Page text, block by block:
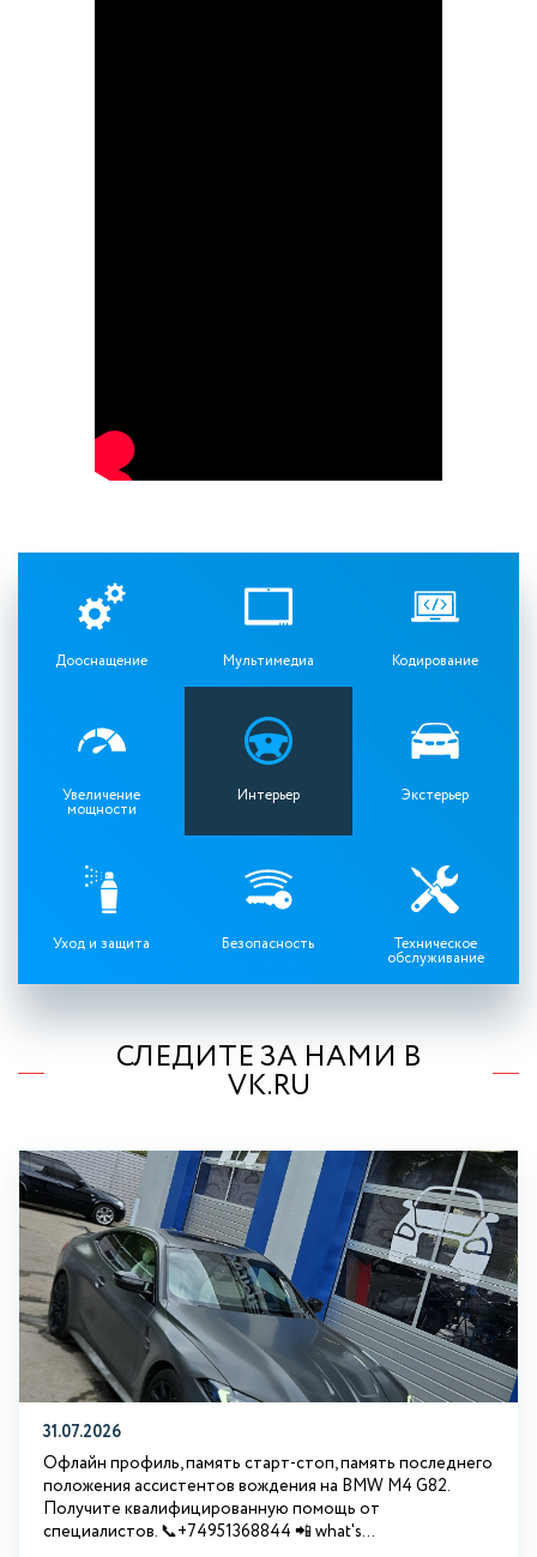
Дооснащение Мультимедиа Кодирование
Увеличение
мощности
Интерьер Экстерьер
Уход и защита Безопасность Техническое
обслуживание
СЛЕДИТЕ ЗА НАМИ В
VK.RU
31.07.2026
Офлайн профиль, память старт-стоп, память последнего
положения ассистентов вождения на BMW М4 G82.
Получите квалифицированную помощь от
специалистов. 📞+74951368844 📲 what's...